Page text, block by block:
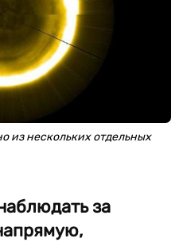
из нескольких отдельных
за